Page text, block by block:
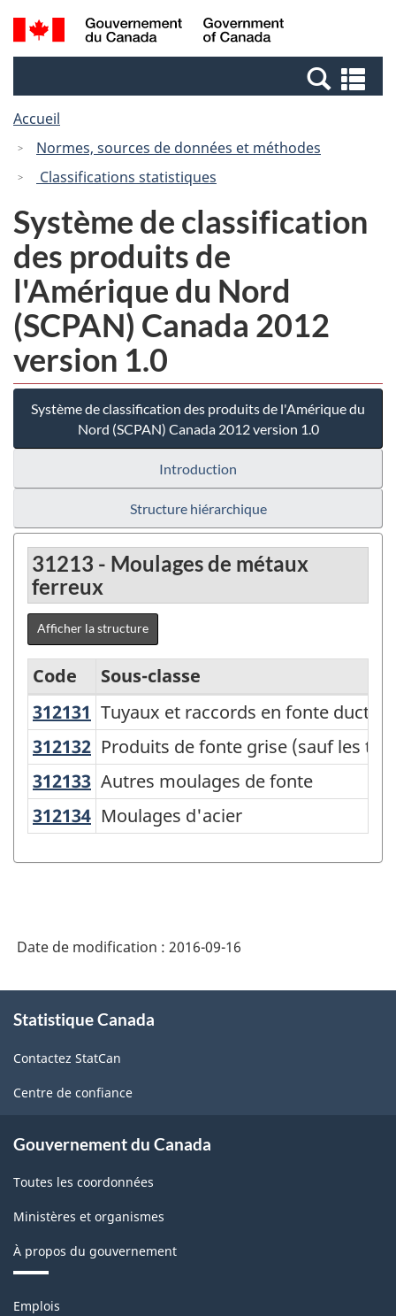
Passer
au
Passer
à
Canada
Recherche
et
et
Accueil
Normes, sources de données et méthodes
Classifications statistiques
Système de classification
des produits de
l'Amérique du Nord
(SCPAN) Canada 2012
version 1.0
Système de classification des produits de l'Amérique du
Nord (SCPAN) Canada 2012 version 1.0
Introduction
Structure hiérarchique
31213 - Moulages de métaux
ferreux
Afficher la structure
Système
de
classification
des
produits
de
Nord
Canada
version
1.0
Structure
de
la
classification
Code
Sous-classe
312131 Tuyaux et raccords en fonte
Tuyaux et raccords en fonte ductile
312132 Produits de fonte grise (sauf les
Produits de fonte grise (sauf les
312133 Autres moulages de fonte
Autres moulages de fonte
312134 Moulages d'acier
Moulages d'acier
Date de modification : 2016-09-16
propos
ce
site
Statistique Canada
Contactez StatCan
Centre de confiance
Gouvernement du Canada
Toutes les coordonnées
Ministères et organismes
À propos du gouvernement
Thèmes
Emplois